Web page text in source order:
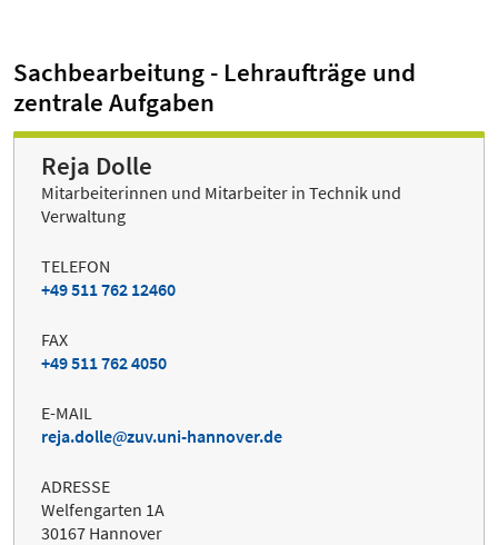
Sachbearbeitung - Lehraufträge und
zentrale Aufgaben
Reja Dolle
Mitarbeiterinnen und Mitarbeiter in Technik und
Verwaltung
TELEFON
+49 511 762 12460
FAX
+49 511 762 4050
E-MAIL
reja.dolle
zuv.uni-hannover.de
ADRESSE
Welfengarten 1A
30167 Hannover